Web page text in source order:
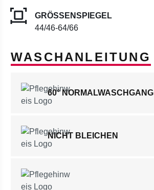
GRÖSSENSPIEGEL
44/46-64/66
WASCHANLEITUNG
60° NORMALWASCHGANG
NICHT BLEICHEN